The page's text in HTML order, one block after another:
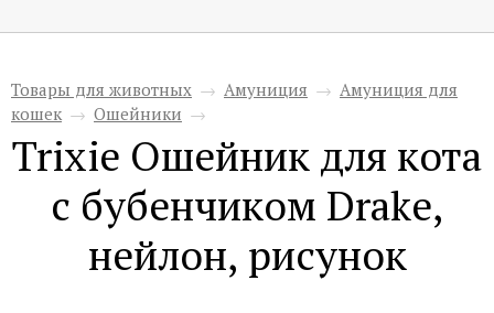
Товары для животных → Амуниция → Амуниция для
кошек → Ошейники →
Trixie Ошейник для кота
с бубенчиком Drake,
нейлон, рисунок